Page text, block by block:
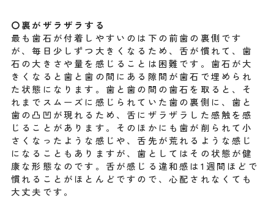
〇裏がザラザラする
最も歯石が付着しやすいのは下の前歯の裏側です
が、毎日少しずつ大きくなるため、舌が慣れて、歯
石の大きさや量を感じることは困難です。歯石が大
きくなると歯と歯の間にある隙間が歯石で埋められ
た状態になります。歯と歯の間の歯石を取ると、そ
れまでスムーズに感じられていた歯の裏側に、歯と
歯の凸凹が現れるため、舌にザラザラした感触を感
じることがあります。そのほかにも歯が削られて小
さくなったような感じや、舌先が荒れるような感じ
になることもありますが、歯としてはその状態が健
康な形態なのです。舌が感じる違和感は1週間ほどで
慣れることがほとんどですので、心配されなくても
大丈夫です。